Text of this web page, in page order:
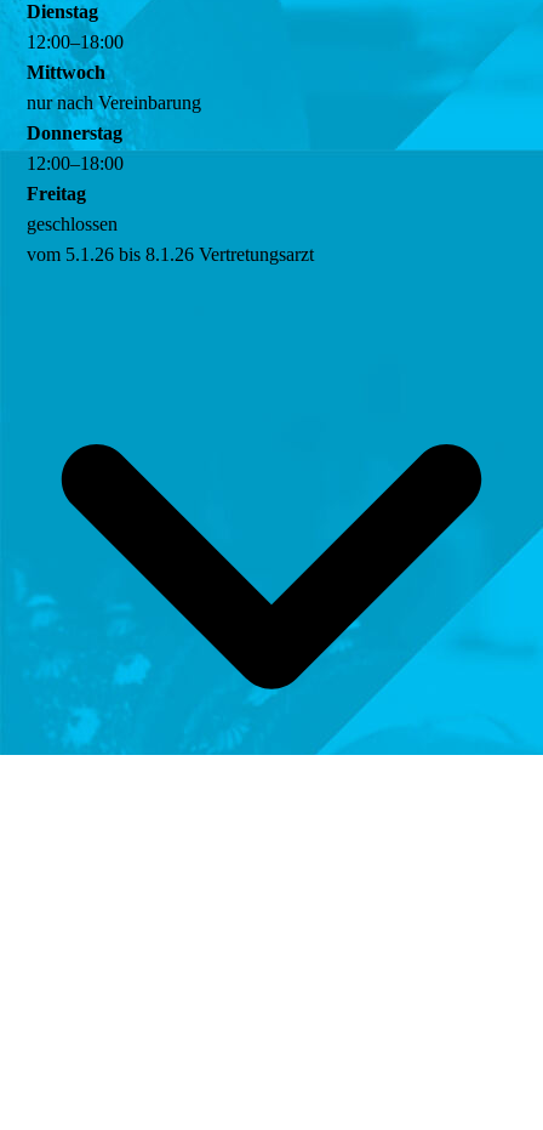
Dienstag
12:00–18:00
Mittwoch
nur nach Vereinbarung
Donnerstag
12:00–18:00
Freitag
geschlossen
vom 5.1.26 bis 8.1.26 Vertretungsarzt